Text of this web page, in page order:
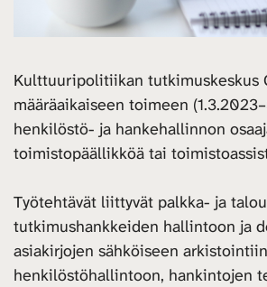
Kulttuuripolitiikan tutkimuskeskus
määräaikaiseen toimeen
henkilöstö- ja hankehallinnon
toimistopäällikköä tai
Työtehtävät liittyvät palkka- ja
tutkimushankkeiden hallintoon ja
asiakirjojen sähköiseen
henkilöstöhallintoon, hankintojen